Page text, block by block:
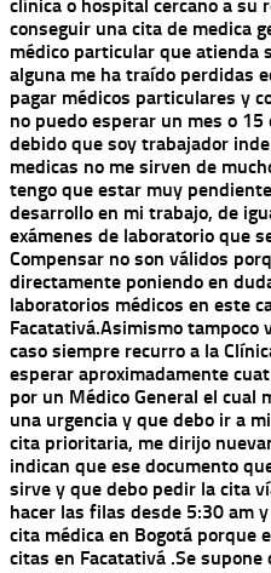
clínica o hospital cercano a su
conseguir una cita de medica
médico particular que atienda
alguna me ha traído perdidas
pagar médicos particulares y
no puedo esperar un mes o
debido que soy trabajador
medicas no me sirven de
tengo que estar muy
desarrollo en mi trabajo, de
exámenes de laboratorio que
Compensar no son válidos
directamente poniendo en
laboratorios médicos en este
Facatativá.Asimismo tampoco
caso siempre recurro a la
esperar aproximadamente
por un Médico General el cual
una urgencia y que debo ir a
cita prioritaria, me dirijo
indican que ese documento
sirve y que debo pedir la cita
hacer las filas desde 5:30 am
cita médica en Bogotá porque
citas en Facatativá .Se supone